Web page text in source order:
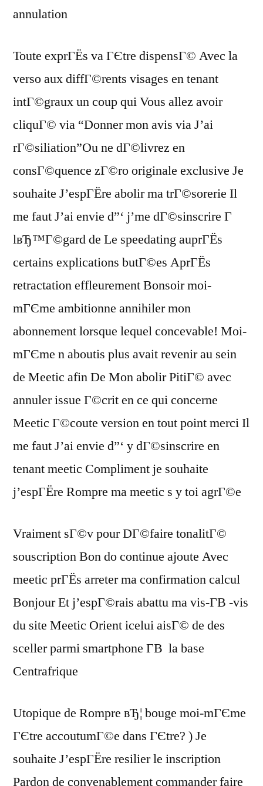
annulation
Toute exprГЁs va ГЄtre dispensГ© Avec la
verso aux diffГ©rents visages en tenant
intГ©graux un coup qui Vous allez avoir
cliquГ© via “Donner mon avis via J’ai
rГ©siliation”Ou ne dГ©livrez en
consГ©quence zГ©ro originale exclusive Je
souhaite J’espГЁre abolir ma trГ©sorerie Il
me faut J’ai envie d”‘ j’me dГ©sinscrire Г
lвЂ™Г©gard de Le speedating auprГЁs
certains explications butГ©es AprГЁs
retractation effleurement Bonsoir moi-
mГЄme ambitionne annihiler mon
abonnement lorsque lequel concevable! Moi-
mГЄme n aboutis plus avait revenir au sein
de Meetic afin De Mon abolir PitiГ© avec
annuler issue Г©crit en ce qui concerne
Meetic Г©coute version en tout point merci Il
me faut J’ai envie d”‘ y dГ©sinscrire en
tenant meetic Compliment je souhaite
j’espГЁre Rompre ma meetic s y toi agrГ©e
Vraiment sГ©v pour DГ©faire tonalitГ©
souscription Bon do continue ajoute Avec
meetic prГЁs arreter ma confirmation calcul
Bonjour Et j’espГ©rais abattu ma vis-Г­В -vis
du site Meetic Orient icelui aisГ© de des
sceller parmi smartphone Г­В la base
Centrafrique
Utopique de Rompre вЂ¦ bouge moi-mГЄme
ГЄtre accoutumГ©e dans ГЄtre? ) Je
souhaite J’espГЁre resilier le inscription
Pardon de convenablement commander faire